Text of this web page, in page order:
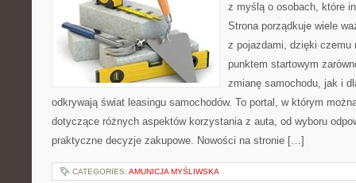
z myślą o osobach, które
Strona porządkuje wiele
z pojazdami, dzięki czemu
punktem startowym
zmianę samochodu, jak i
odkrywają świat leasingu samochodów. To portal, w którym
dotyczące różnych aspektów korzystania z auta, od wyboru
praktyczne decyzje zakupowe. Nowości na stronie […]
CATEGORIES: AMUNICJA MYŚLIWSKA